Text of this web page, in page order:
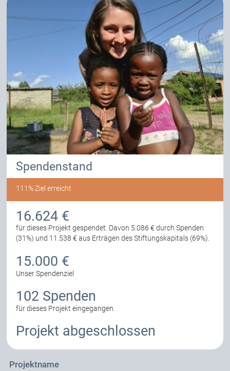
Spendenstand
111% Ziel erreicht
16.624 €
für dieses Projekt gespendet. Davon 5.086 € durch Spenden
(31%) und 11.538 € aus Erträgen des Stiftungskapitals (69%).
15.000 €
Unser Spendenziel
102 Spenden
für dieses Projekt eingegangen.
Projekt abgeschlossen
Projektname